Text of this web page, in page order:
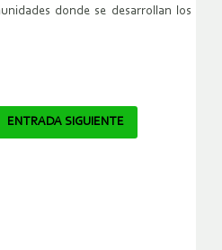
donde se desarrollan los
ENTRADA SIGUIENTE